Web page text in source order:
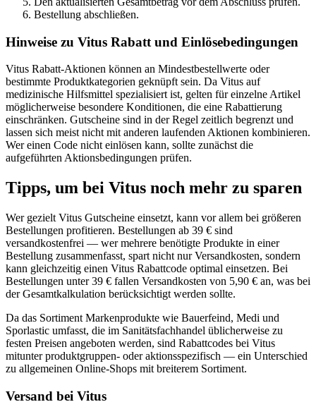
Bestellung abschließen.
Hinweise zu Vitus Rabatt und Einlösebedingungen
Vitus Rabatt-Aktionen können an Mindestbestellwerte oder
bestimmte Produktkategorien geknüpft sein. Da Vitus auf
medizinische Hilfsmittel spezialisiert ist, gelten für einzelne Artikel
möglicherweise besondere Konditionen, die eine Rabattierung
einschränken. Gutscheine sind in der Regel zeitlich begrenzt und
lassen sich meist nicht mit anderen laufenden Aktionen kombinieren.
Wer einen Code nicht einlösen kann, sollte zunächst die
aufgeführten Aktionsbedingungen prüfen.
Tipps, um bei Vitus noch mehr zu sparen
Wer gezielt Vitus Gutscheine einsetzt, kann vor allem bei größeren
Bestellungen profitieren. Bestellungen ab 39 € sind
versandkostenfrei — wer mehrere benötigte Produkte in einer
Bestellung zusammenfasst, spart nicht nur Versandkosten, sondern
kann gleichzeitig einen Vitus Rabattcode optimal einsetzen. Bei
Bestellungen unter 39 € fallen Versandkosten von 5,90 € an, was bei
der Gesamtkalkulation berücksichtigt werden sollte.
Da das Sortiment Markenprodukte wie Bauerfeind, Medi und
Sporlastic umfasst, die im Sanitätsfachhandel üblicherweise zu
festen Preisen angeboten werden, sind Rabattcodes bei Vitus
mitunter produktgruppen- oder aktionsspezifisch — ein Unterschied
zu allgemeinen Online-Shops mit breiterem Sortiment.
Versand bei Vitus